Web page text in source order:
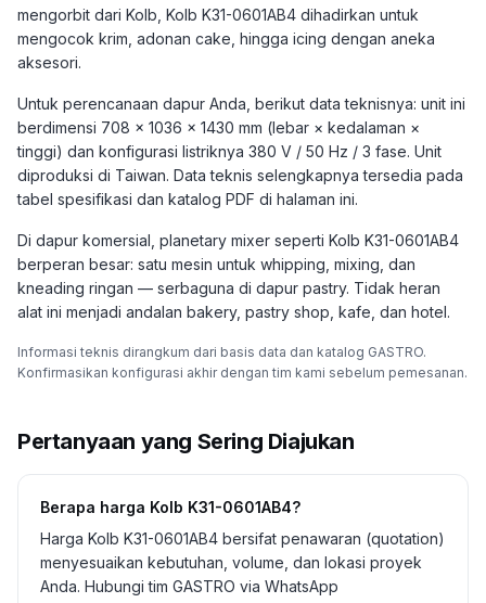
mengorbit dari Kolb, Kolb K31-0601AB4 dihadirkan untuk
mengocok krim, adonan cake, hingga icing dengan aneka
aksesori.
Untuk perencanaan dapur Anda, berikut data teknisnya: unit ini
berdimensi 708 × 1036 × 1430 mm (lebar × kedalaman ×
tinggi) dan konfigurasi listriknya 380 V / 50 Hz / 3 fase. Unit
diproduksi di Taiwan. Data teknis selengkapnya tersedia pada
tabel spesifikasi dan katalog PDF di halaman ini.
Di dapur komersial, planetary mixer seperti Kolb K31-0601AB4
berperan besar: satu mesin untuk whipping, mixing, dan
kneading ringan — serbaguna di dapur pastry. Tidak heran
alat ini menjadi andalan bakery, pastry shop, kafe, dan hotel.
Informasi teknis dirangkum dari basis data dan katalog GASTRO.
Konfirmasikan konfigurasi akhir dengan tim kami sebelum pemesanan.
Pertanyaan yang Sering Diajukan
Berapa harga Kolb K31-0601AB4?
Harga Kolb K31-0601AB4 bersifat penawaran (quotation)
menyesuaikan kebutuhan, volume, dan lokasi proyek
Anda. Hubungi tim GASTRO via WhatsApp